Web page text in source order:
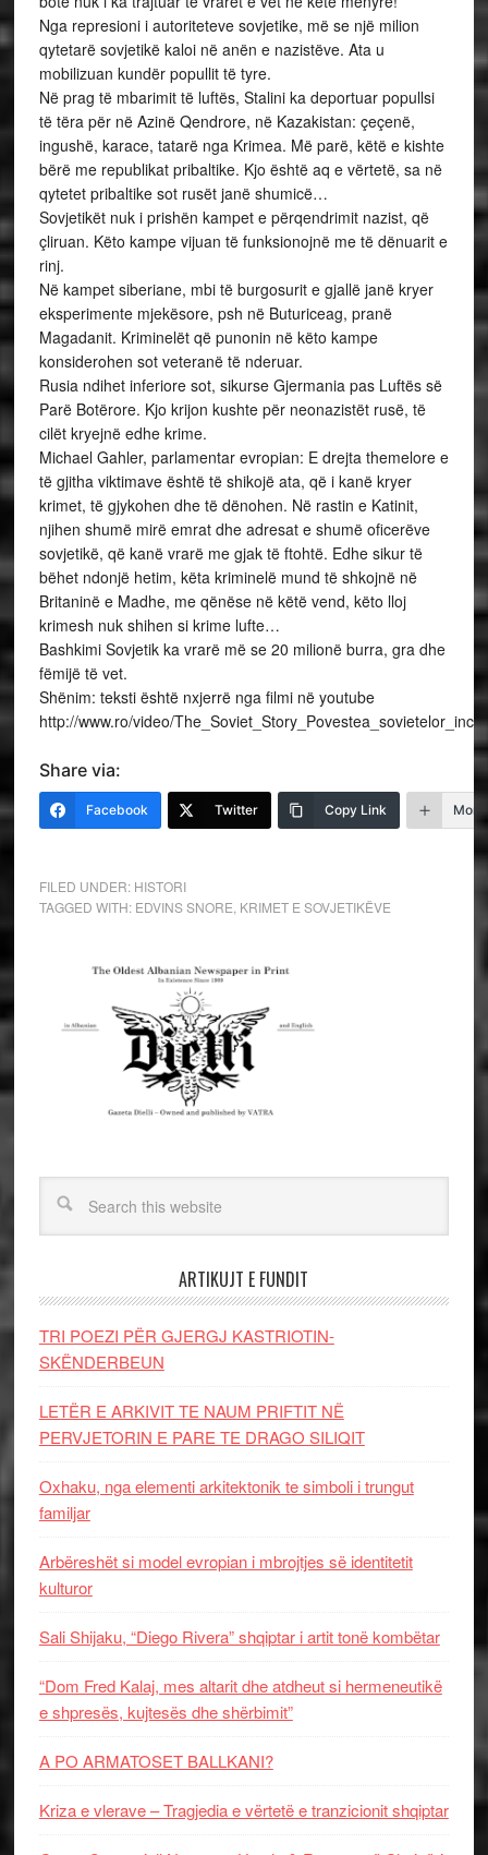
Nga represioni i autoriteteve sovjetike, më se një milion
qytetarë sovjetikë kaloi në anën e nazistëve. Ata u
mobilizuan kundër popullit të tyre.
Në prag të mbarimit të luftës, Stalini ka deportuar popullsi
të tëra për në Azinë Qendrore, në Kazakistan: çeçenë,
ingushë, karace, tatarë nga Krimea. Më parë, këtë e kishte
bërë me republikat pribaltike. Kjo është aq e vërtetë, sa në
qytetet pribaltike sot rusët janë shumicë…
Sovjetikët nuk i prishën kampet e përqendrimit nazist, që
çliruan. Këto kampe vijuan të funksionojnë me të dënuarit e
rinj.
Në kampet siberiane, mbi të burgosurit e gjallë janë kryer
eksperimente mjekësore, psh në Buturiceag, pranë
Magadanit. Kriminelët që punonin në këto kampe
konsiderohen sot veteranë të nderuar.
Rusia ndihet inferiore sot, sikurse Gjermania pas Luftës së
Parë Botërore. Kjo krijon kushte për neonazistët rusë, të
cilët kryejnë edhe krime.
Michael Gahler, parlamentar evropian: E drejta themelore e
të gjitha viktimave është të shikojë ata, që i kanë kryer
krimet, të gjykohen dhe të dënohen. Në rastin e Katinit,
njihen shumë mirë emrat dhe adresat e shumë oficerëve
sovjetikë, që kanë vrarë me gjak të ftohtë. Edhe sikur të
bëhet ndonjë hetim, këta kriminelë mund të shkojnë në
Britaninë e Madhe, me qënëse në këtë vend, këto lloj
krimesh nuk shihen si krime lufte…
Bashkimi Sovjetik ka vrarë më se 20 milionë burra, gra dhe
fëmijë të vet.
Shënim: teksti është nxjerrë nga filmi në youtube
http://www.ro/video/
Share via:
Facebook Twitter Copy Link More
FILED UNDER: HISTORI
TAGGED WITH: EDVINS SNORE KRIMET E SOVJETIKËVE
ARTIKUJT E FUNDIT
TRI POEZI PËR GJERGJ KASTRIOTIN-
SKËNDERBEUN
LETËR E ARKIVIT TE NAUM PRIFTIT NË
PERVJETORIN E PARE TE DRAGO SILIQIT
Oxhaku, nga elementi arkitektonik te simboli i trungut
familjar
Arbëreshët si model evropian i mbrojtjes së identitetit
kulturor
Sali Shijaku, “Diego Rivera” shqiptar i artit tonë kombëtar
“Dom Fred Kalaj, mes altarit dhe atdheut si hermeneutikë
e shpresës, kujtesës dhe shërbimit”
A PO ARMATOSET BALLKANI?
Kriza e vlerave – Tragjedia e vërtetë e tranzicionit shqiptar